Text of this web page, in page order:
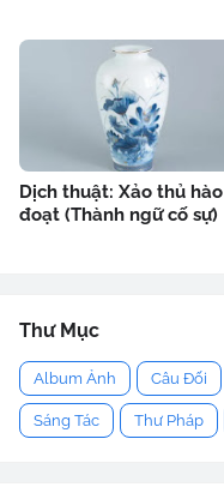
Dịch thuật: Xảo thủ hào
đoạt (Thành ngữ cố sự)
Thư Mục
Album Ảnh Câu Đối
Sáng Tác Thư Pháp